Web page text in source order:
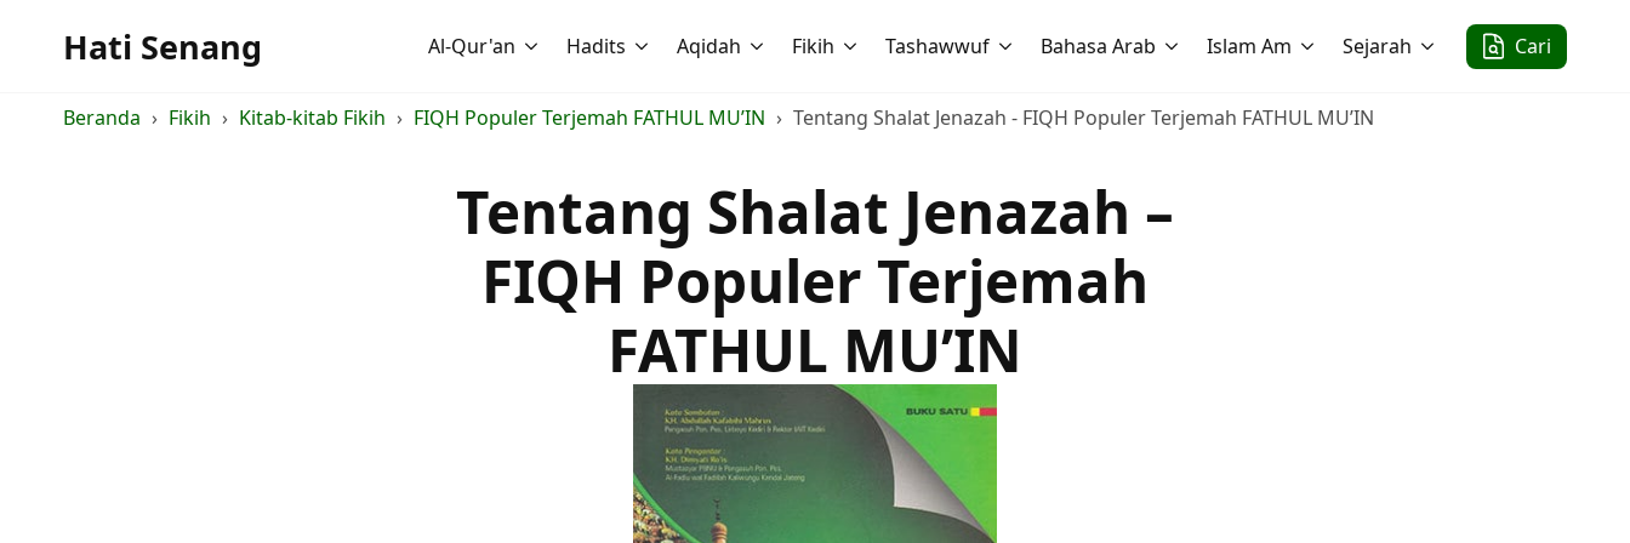
Hati Senang Al-Qur'an Hadits Aqidah Fikih Tashawwuf Bahasa Arab Islam Am Sejarah Cari
Beranda Fikih Kitab-kitab Fikih FIQH Populer Terjemah FATHUL MU’IN Tentang Shalat Jenazah - FIQH Populer Terjemah FATHUL MU’IN
Tentang Shalat Jenazah –
FIQH Populer Terjemah
FATHUL MU’IN